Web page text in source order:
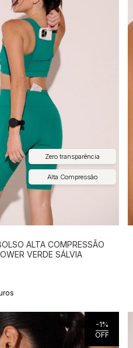
Alta Compressão
Zero transparência
ALTA COMPRESSÃO
VERDE SÁLVIA
-1%
OFF